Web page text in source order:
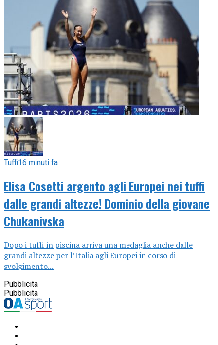
Tuffi16 minuti fa
Elisa Cosetti argento agli Europei nei tuffi
dalle grandi altezze! Dominio della giovane
Chukanivska
Dopo i tuffi in piscina arriva una medaglia anche dalle
grandi altezze per l’Italia agli Europei in corso di
svolgimento...
Pubblicità
Pubblicità